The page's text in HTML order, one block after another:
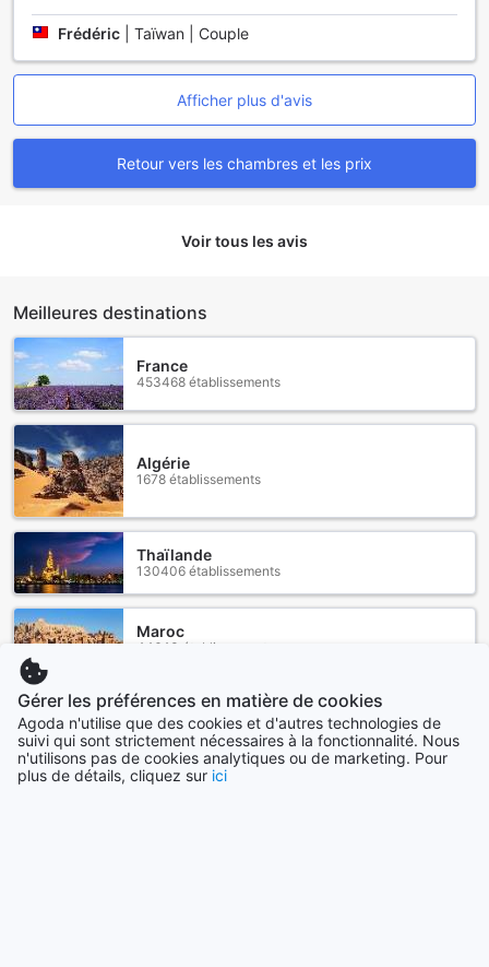
Frédéric Taïwan | Couple
Afficher plus d'avis
Retour vers les chambres et les prix
Voir tous les avis
Meilleures destinations
France
453468 établissements
Algérie
1678 établissements
Thaïlande
130406 établissements
Maroc
44643 établissements
Canada
34865 établissements
Gérer les préférences en matière de cookies
Agoda n'utilise que des cookies et d'autres technologies de
suivi qui sont strictement nécessaires à la fonctionnalité. Nous
n'utilisons pas de cookies analytiques ou de marketing. Pour
plus de détails, cliquez sur ici